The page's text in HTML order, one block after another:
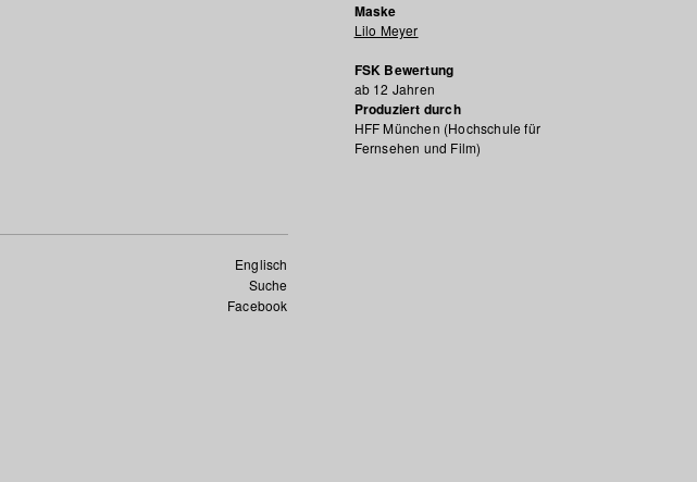
Maske
Lilo Meyer
FSK Bewertung
ab 12 Jahren
Produziert durch
HFF München (Hochschule für
Fernsehen und Film)
Englisch
Suche
Facebook